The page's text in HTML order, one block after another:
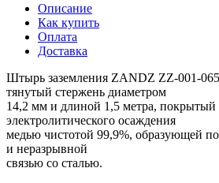
Описание
Как купить
Оплата
Доставка
Штырь заземления ZANDZ ZZ-001-065
тянутый стержень диаметром
14,2 мм и длиной 1,5 метра, покрытый
электролитического осаждения
медью чистотой 99,9%, образующей
и неразрывной
связью со сталью.